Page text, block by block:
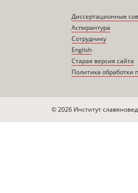
Диссертационные
Аспирантура
Сотруднику
English
Старая версия сайта
Политика обработки
© 2026 Институт